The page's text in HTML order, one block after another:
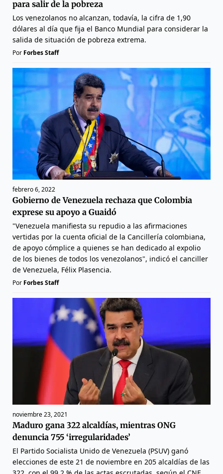
para salir de la pobreza
Los venezolanos no alcanzan, todavía, la cifra de 1,90
dólares al día que fija el Banco Mundial para considerar la
salida de situación de pobreza extrema.
Por Forbes Staff
febrero 6, 2022
Gobierno de Venezuela rechaza que Colombia
exprese su apoyo a Guaidó
"Venezuela manifiesta su repudio a las afirmaciones
vertidas por la cuenta oficial de la Cancillería colombiana,
de apoyo cómplice a quienes se han dedicado al expolio
de los bienes de todos los venezolanos", indicó el canciller
de Venezuela, Félix Plasencia.
Por Forbes Staff
noviembre 23, 2021
Maduro gana 322 alcaldías, mientras ONG
denuncia 755 ‘irregularidades’
El Partido Socialista Unido de Venezuela (PSUV) ganó
elecciones de este 21 de noviembre en 205 alcaldías de las